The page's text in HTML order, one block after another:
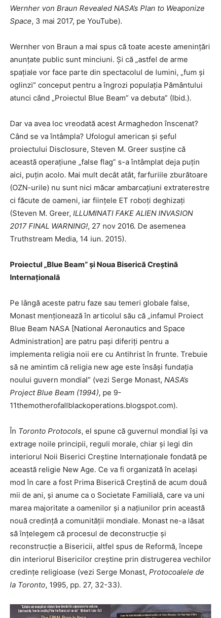
Wernher von Braun Revealed NASA’s Plan to Weaponize
Space, 3 mai 2017, pe YouTube).
Wernher von Braun a mai spus că toate aceste amenințări
anunțate public sunt minciuni. Și că „astfel de arme
spațiale vor face parte din spectacolul de lumini, „fum și
oglinzi” conceput pentru a îngrozi populația Pământului
atunci când „Proiectul Blue Beam” va debuta” (Ibid.).
Dar va avea loc vreodată acest Armaghedon înscenat?
Când se va întâmpla? Ufologul american și șeful
proiectului Disclosure, Steven M. Greer susține că
această operațiune „false flag” s-a întâmplat deja puțin
aici, puțin acolo. Mai mult decât atât, farfuriile zburătoare
(OZN-urile) nu sunt nici măcar ambarcațiuni extraterestre
ci făcute de oameni, iar ființele ET roboți deghizați
(Steven M. Greer, ILLUMINATI FAKE ALIEN INVASION
2017 FINAL WARNING!, 27 nov 2016. De asemenea
Truthstream Media, 14 iun. 2015).
Proiectul „Blue Beam” și Noua Biserică Creștină
Internațională
Pe lângă aceste patru faze sau temeri globale false,
Monast menționează în articolul său că „infamul Proiect
Blue Beam NASA [National Aeronautics and Space
Administration] are patru pași diferiți pentru a
implementa religia noii ere cu Antihrist în frunte. Trebuie
să ne amintim că religia new age este însăși fundația
noului guvern mondial” (vezi Serge Monast, NASA’s
Project Blue Beam (1994), pe 9-
11themotherofallblackoperations.blogspot.com).
În Toronto Protocols, el spune că guvernul mondial își va
extrage noile principii, reguli morale, chiar și legi din
interiorul Noii Biserici Creștine Internaționale fondată pe
această religie New Age. Ce va fi organizată în același
mod în care a fost Prima Biserică Creștină de acum două
mii de ani, și anume ca o Societate Familială, care va uni
marea majoritate a oamenilor și a națiunilor prin această
nouă credință a comunității mondiale. Monast ne-a lăsat
să înțelegem că procesul de deconstrucție și
reconstrucție a Bisericii, altfel spus de Reformă, începe
din interiorul Bisericilor creștine prin distrugerea vechilor
credințe religioase (vezi Serge Monast, Protocoalele de
la Toronto, 1995, pp. 27, 32-33).